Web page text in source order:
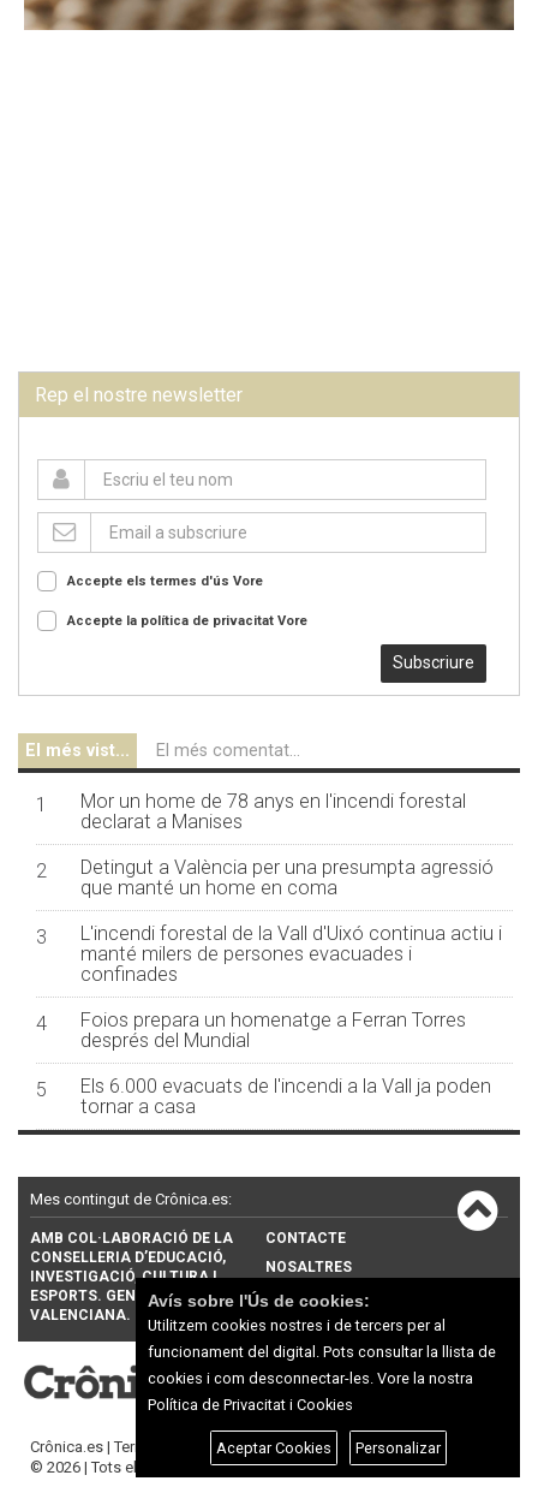
Rep el nostre newsletter
Accepte els termes d'ús Vore
Accepte la política de privacitat Vore
Subscriure
El més vist... El més comentat...
1
Mor un home de 78 anys en l'incendi forestal
declarat a Manises
2
Detingut a València per una presumpta agressió
que manté un home en coma
3
L'incendi forestal de la Vall d'Uixó continua actiu i
manté milers de persones evacuades i
confinades
4
Foios prepara un homenatge a Ferran Torres
després del Mundial
5
Els 6.000 evacuats de l'incendi a la Vall ja poden
tornar a casa
Mes contingut de Crônica.es:
AMB COL·LABORACIÓ DE LA
CONSELLERIA D’EDUCACIÓ,
INVESTIGACIÓ, CULTURA I
ESPORTS. GENERALITAT
VALENCIANA.
CONTACTE
NOSALTRES
PUBLICITAT
Crônica.es |Termes d'ús
Protecció de dades
© 2026 | Tots els drets reservats
Avís sobre l'Ús de cookies:
Utilitzem cookies nostres i de tercers per al
funcionament del digital. Pots consultar la llista de
cookies i com desconnectar-les. Vore la nostra
Política de Privacitat i Cookies
Aceptar Cookies Personalizar